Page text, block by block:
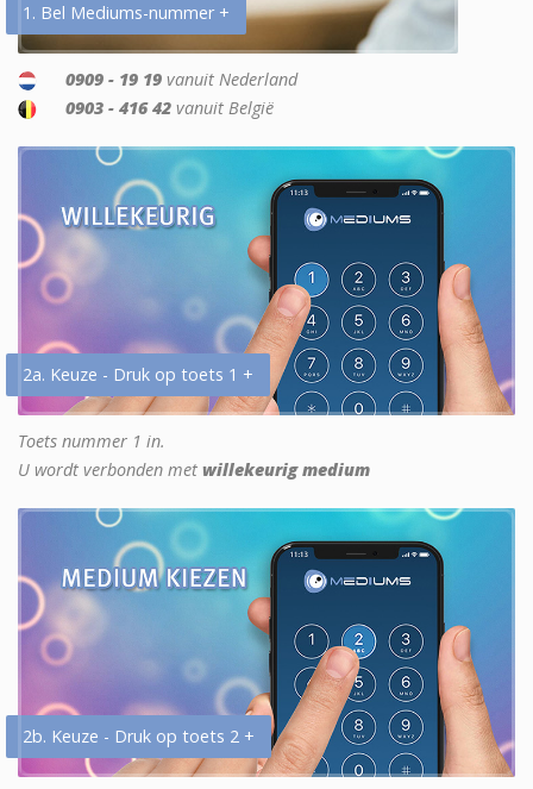
1. Bel Mediums-nummer +
0909 - 19 19 vanuit Nederland
0903 - 416 42 vanuit België
2a. Keuze - Druk op toets 1 +
Toets nummer 1 in.
U wordt verbonden met willekeurig medium
2b. Keuze - Druk op toets 2 +